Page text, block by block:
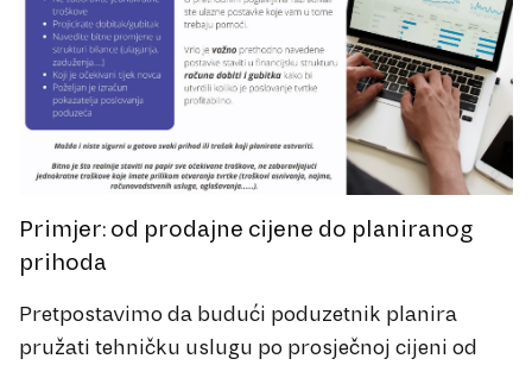
Primjer: od prodajne cijene do planiranog
prihoda
Pretpostavimo da budući poduzetnik planira
pružati tehničku uslugu po prosječnoj cijeni od